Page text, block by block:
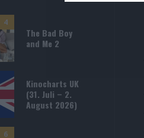
4
The Bad Boy
and Me 2
Kinocharts UK
(31. Juli – 2.
August 2026)
6